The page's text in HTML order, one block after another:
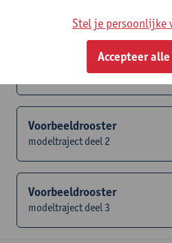
Voorbeeldrooster
modeltraject deel 1
Voorbeeldrooster
modeltraject deel 2
Voorbeeldrooster
modeltraject deel 3
Stel je persoonlijke
Accepteer